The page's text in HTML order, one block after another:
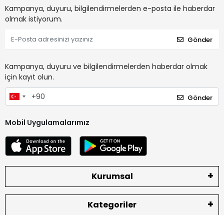
Kampanya, duyuru, bilgilendirmelerden e-posta ile haberdar
olmak istiyorum.
Gönder
Kampanya, duyuru ve bilgilendirmelerden haberdar olmak
için kayıt olun.
Gönder
Mobil Uygulamalarımız
Kurumsal
Kategoriler